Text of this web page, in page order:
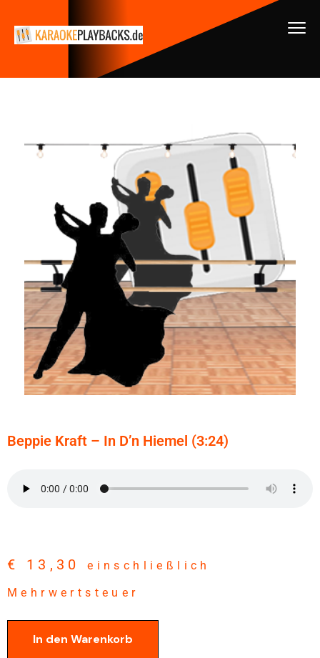
Beppie Kraft – In D’n Hiemel (3:24)
€ 13,30
einschließlich
Mehrwertsteuer
In den Warenkorb